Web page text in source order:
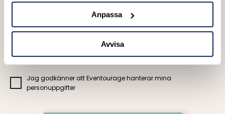
Anpassa
Avvisa
Jag godkänner att Eventourage hanterar mina
personuppgifter